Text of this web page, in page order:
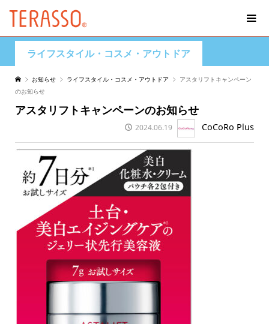
ライフスタイル・コスメ・アウトドア
お知らせ ライフスタイル・コスメ・アウトドア
アスタリフトキャンペーン
のお知らせ
アスタリフトキャンペーンのお知らせ
2024.06.19 CoCoRo Plus